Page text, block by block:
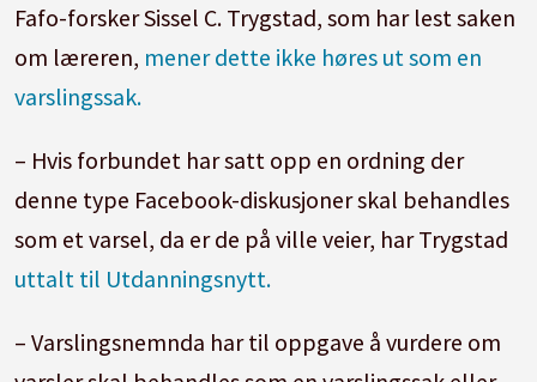
Fafo-forsker Sissel C. Trygstad, som har lest saken
om læreren, mener dette ikke høres ut som en
varslingssak.
– Hvis forbundet har satt opp en ordning der
denne type Facebook-diskusjoner skal behandles
som et varsel, da er de på ville veier, har Trygstad
uttalt til Utdanningsnytt.
– Varslingsnemnda har til oppgave å vurdere om